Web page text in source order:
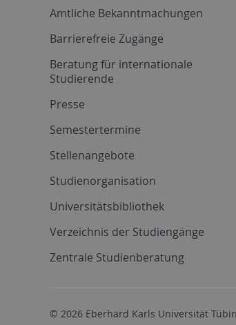
Amtliche Bekanntmachungen
Barrierefreie Zugänge
Beratung für internationale
Studierende
Presse
Semestertermine
Stellenangebote
Studienorganisation
Universitätsbibliothek
Verzeichnis der Studiengänge
Zentrale Studienberatung
© 2026 Eberhard Karls Universität